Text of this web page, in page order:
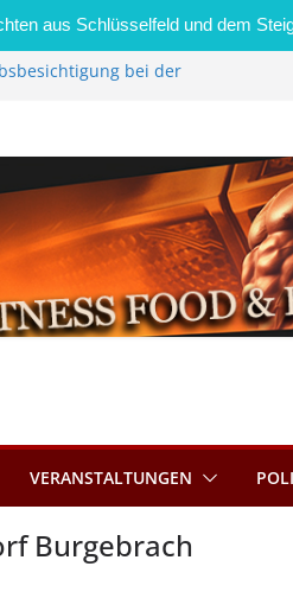
aus Schlüsselfeld und dem
bei der
Anmeldung für
Euro
VERANSTALTUNGEN
Burgebrach